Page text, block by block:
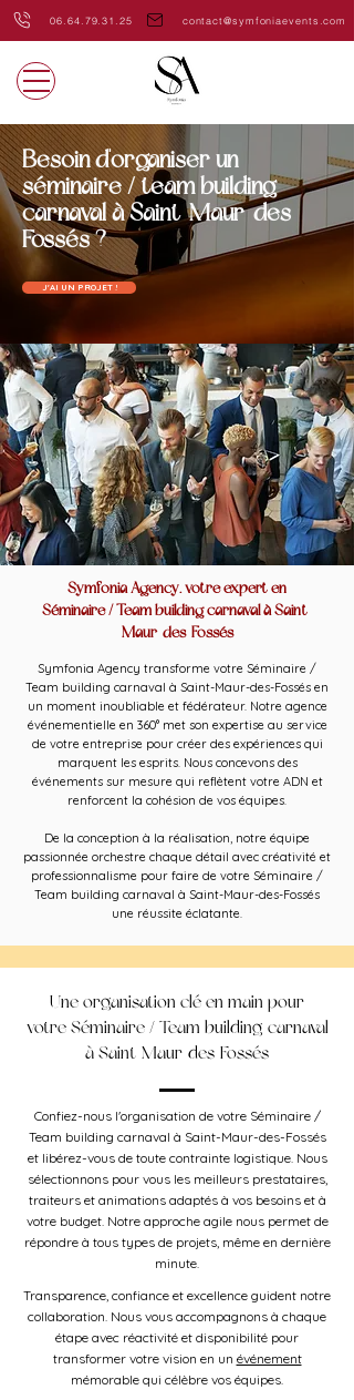
06.64.79.31.25 contact@symfoniaevents.com
Besoin d'organiser un
séminaire / team building
carnaval à Saint-Maur-des-
Fossés ?
J'AI UN PROJET !
Symfonia Agency, votre expert en
Séminaire / Team building carnaval à Saint-
Maur-des-Fossés
Symfonia Agency transforme votre Séminaire /
Team building carnaval à Saint-Maur-des-Fossés en
un moment inoubliable et fédérateur. Notre agence
événementielle en 360° met son expertise au service
de votre entreprise pour créer des expériences qui
marquent les esprits. Nous concevons des
événements sur mesure qui reflètent votre ADN et
renforcent la cohésion de vos équipes.
De la conception à la réalisation, notre équipe
passionnée orchestre chaque détail avec créativité et
professionnalisme pour faire de votre Séminaire /
Team building carnaval à Saint-Maur-des-Fossés
une réussite éclatante.
Une organisation clé en main pour
votre Séminaire / Team building carnaval
à Saint-Maur-des-Fossés
Confiez-nous l'organisation de votre Séminaire /
Team building carnaval à Saint-Maur-des-Fossés
et libérez-vous de toute contrainte logistique. Nous
sélectionnons pour vous les meilleurs prestataires,
traiteurs et animations adaptés à vos besoins et à
votre budget. Notre approche agile nous permet de
répondre à tous types de projets, même en dernière
minute.
Transparence, confiance et excellence guident notre
collaboration. Nous vous accompagnons à chaque
étape avec réactivité et disponibilité pour
transformer votre vision en un événement
mémorable qui célèbre vos équipes.